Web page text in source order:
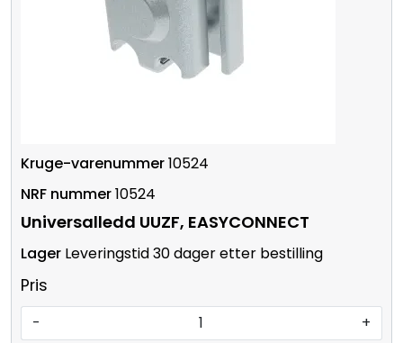
10524
10524
Universalledd UUZF, EASYCONNECT
Leveringstid 30 dager etter bestilling
Pris
- +